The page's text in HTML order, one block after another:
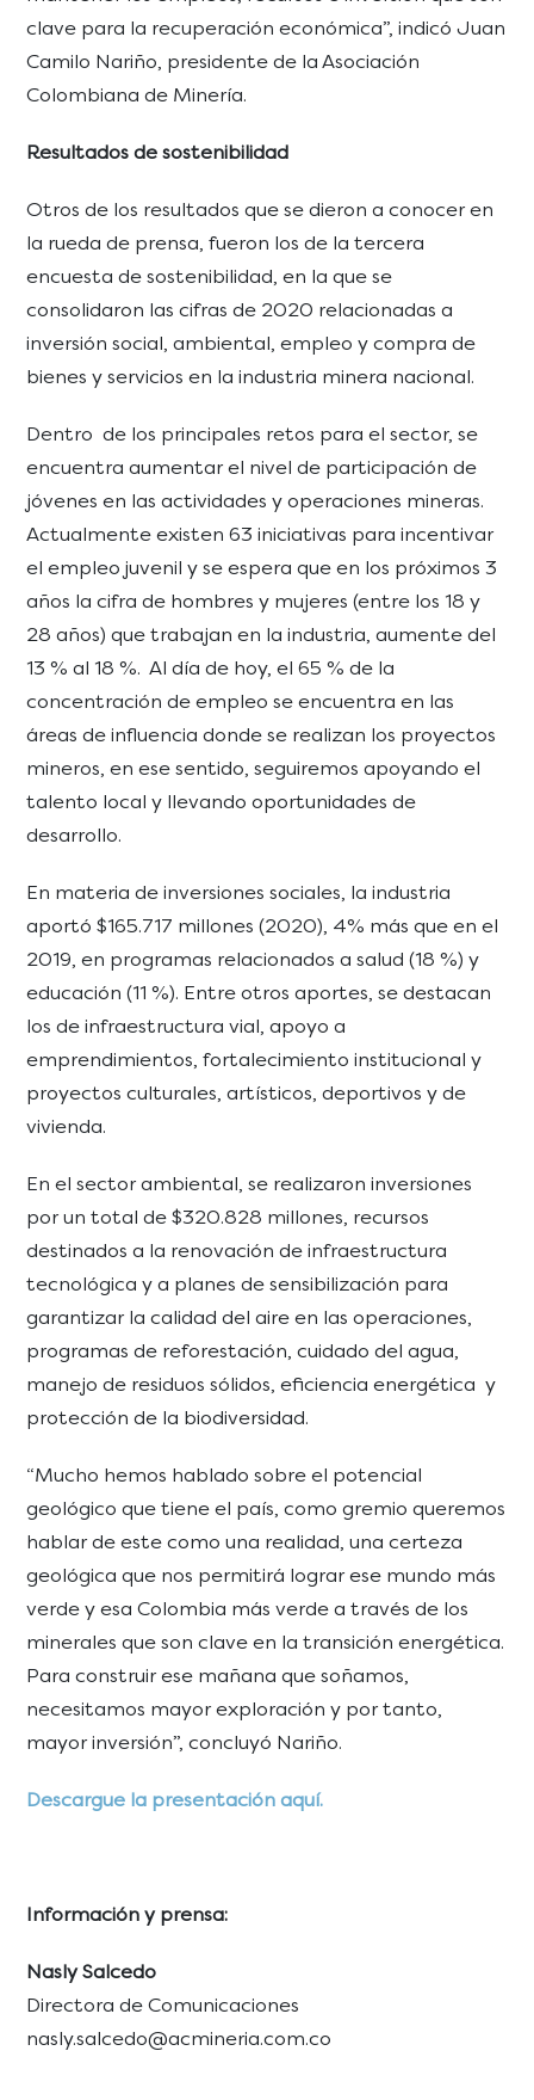
clave para la recuperación económica”, indicó Juan
Camilo Nariño, presidente de la Asociación
Colombiana de Minería.
Resultados de sostenibilidad
Otros de los resultados que se dieron a conocer en
la rueda de prensa, fueron los de la tercera
encuesta de sostenibilidad, en la que se
consolidaron las cifras de 2020 relacionadas a
inversión social, ambiental, empleo y compra de
bienes y servicios en la industria minera nacional.
Dentro de los principales retos para el sector, se
encuentra aumentar el nivel de participación de
jóvenes en las actividades y operaciones mineras.
Actualmente existen 63 iniciativas para incentivar
el empleo juvenil y se espera que en los próximos 3
años la cifra de hombres y mujeres (entre los 18 y
28 años) que trabajan en la industria, aumente del
13 % al 18 %. Al día de hoy, el 65 % de la
concentración de empleo se encuentra en las
áreas de influencia donde se realizan los proyectos
mineros, en ese sentido, seguiremos apoyando el
talento local y llevando oportunidades de
desarrollo.
En materia de inversiones sociales, la industria
aportó $165.717 millones (2020), 4% más que en el
2019, en programas relacionados a salud (18 %) y
educación (11 %). Entre otros aportes, se destacan
los de infraestructura vial, apoyo a
emprendimientos, fortalecimiento institucional y
proyectos culturales, artísticos, deportivos y de
vivienda.
En el sector ambiental, se realizaron inversiones
por un total de $320.828 millones, recursos
destinados a la renovación de infraestructura
tecnológica y a planes de sensibilización para
garantizar la calidad del aire en las operaciones,
programas de reforestación, cuidado del agua,
manejo de residuos sólidos, eficiencia energética y
protección de la biodiversidad.
“Mucho hemos hablado sobre el potencial
geológico que tiene el país, como gremio queremos
hablar de este como una realidad, una certeza
geológica que nos permitirá lograr ese mundo más
verde y esa Colombia más verde a través de los
minerales que son clave en la transición energética.
Para construir ese mañana que soñamos,
necesitamos mayor exploración y por tanto,
mayor inversión”, concluyó Nariño.
Descargue la presentación aquí.
Información y prensa:
Nasly Salcedo
Directora de Comunicaciones
nasly.salcedo@acmineria.com.co